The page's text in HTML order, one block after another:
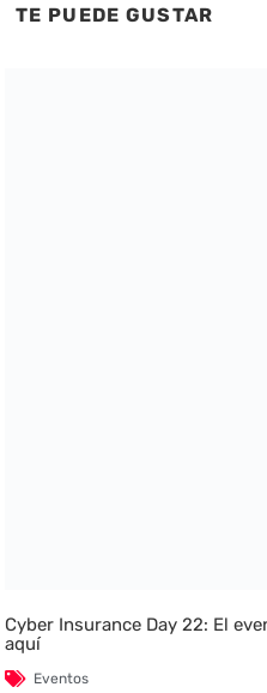
TE PUEDE GUSTAR
Cyber Insurance Day 22: El
aquí
Eventos